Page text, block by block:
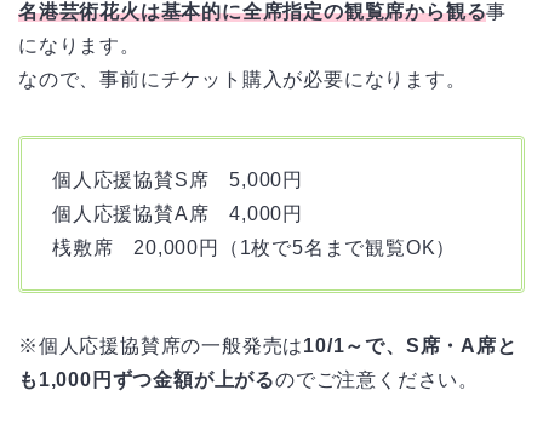
名港芸術花火は基本的に全席指定の観覧席から観る事
になります。
なので、事前にチケット購入が必要になります。
個人応援協賛S席 5,000円
個人応援協賛A席 4,000円
桟敷席 20,000円（1枚で5名まで観覧OK）
※個人応援協賛席の一般発売は10/1～で、S席・A席と
も1,000円ずつ金額が上がるのでご注意ください。